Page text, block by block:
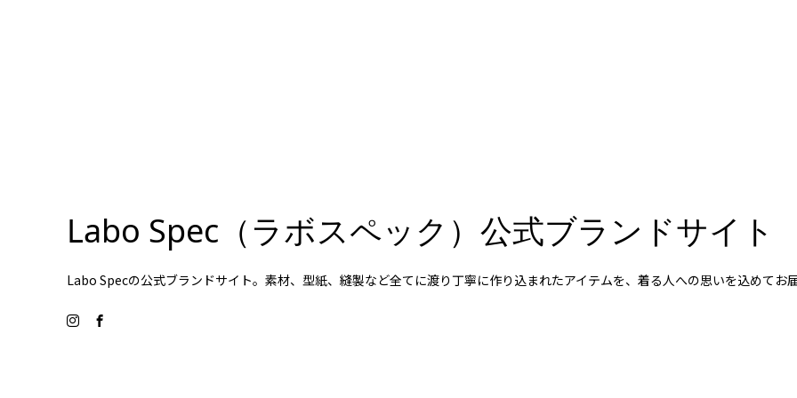
Labo Spec（ラボスペック）公式ブランドサイト
Labo Specの公式ブランドサイト。素材、型紙、縫製など全てに渡り丁寧に作り込まれたアイテムを、着る人への思いを込めてお